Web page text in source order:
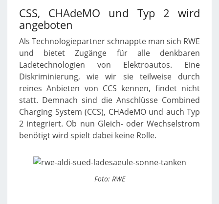
CSS, CHAdeMO und Typ 2 wird
angeboten
Als Technologiepartner schnappte man sich RWE
und bietet Zugänge für alle denkbaren
Ladetechnologien von Elektroautos. Eine
Diskriminierung, wie wir sie teilweise durch
reines Anbieten von CCS kennen, findet nicht
statt. Demnach sind die Anschlüsse Combined
Charging System (CCS), CHAdeMO und auch Typ
2 integriert. Ob nun Gleich- oder Wechselstrom
benötigt wird spielt dabei keine Rolle.
Foto: RWE